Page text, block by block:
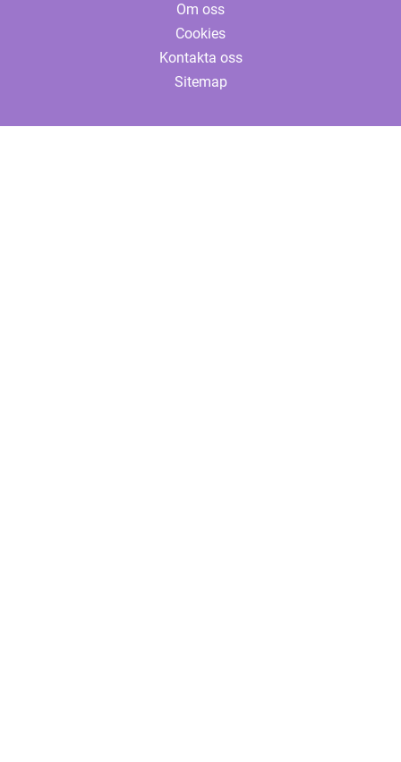
Om oss
Cookies
Kontakta oss
Sitemap